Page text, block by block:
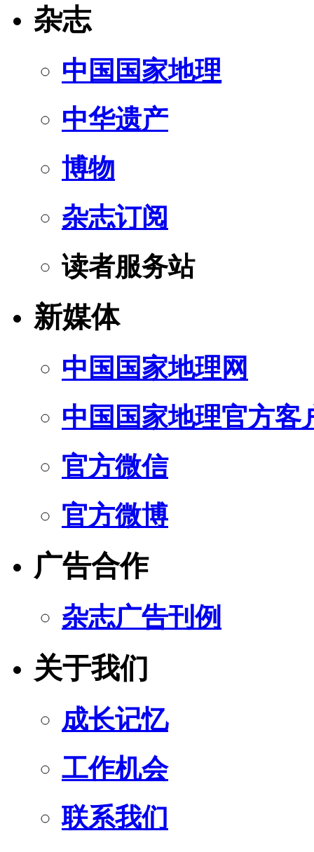
杂志
中国国家地理
中华遗产
博物
杂志订阅
读者服务站
新媒体
中国国家地理网
中国国家地理官方客
官方微信
官方微博
广告合作
杂志广告刊例
关于我们
成长记忆
工作机会
联系我们